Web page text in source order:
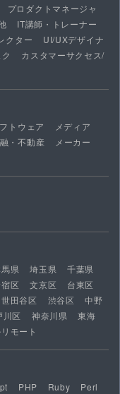
プロダクトマネージャ
IT講師・トレーナー
クター
UI/UXデザイナ
カスタマーサクセス/
トウェア
メディア
・不動産
メーカー
県 埼玉県
千葉県
区 文京区
台東区
世田谷区 渋谷区
中野
川区 神奈川県
東海
モート
PHP Ruby
Perl